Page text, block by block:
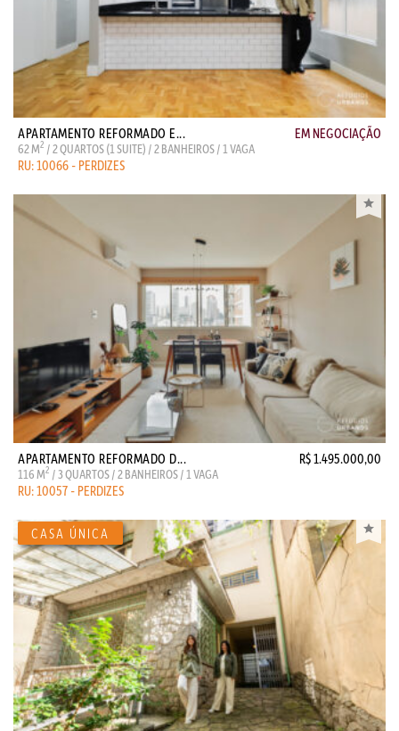
APARTAMENTO REFORMADO E... EM NEGOCIAÇÃO
62 M2 / 2 QUARTOS (1 SUITE) / 2 BANHEIROS / 1 VAGA
RU: 10066 - PERDIZES
APARTAMENTO REFORMADO D... R$ 1.495.000,00
116 M2 / 3 QUARTOS / 2 BANHEIROS / 1 VAGA
RU: 10057 - PERDIZES